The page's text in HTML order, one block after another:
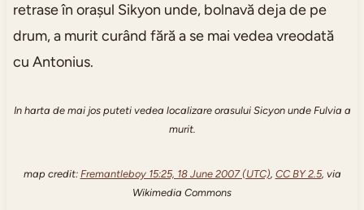
retrase în orașul Sikyon unde, bolnavă deja de pe
drum, a murit curând fără a se mai vedea vreodată
cu Antonius.
In harta de mai jos puteti vedea localizare orasului Sicyon unde Fulvia a
murit.
map credit: Fremantleboy 15:25, 18 June 2007 (UTC), CC BY 2.5, via
Wikimedia Commons